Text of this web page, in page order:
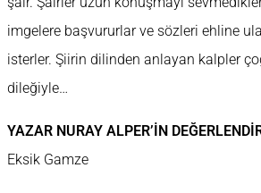
imgelere başvururlar ve sözleri ehline
isterler. Şiirin dilinden anlayan kalpler
dileğiyle…
YAZAR NURAY ALPER’İN
Eksik Gamze